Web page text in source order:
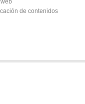
de contenidos